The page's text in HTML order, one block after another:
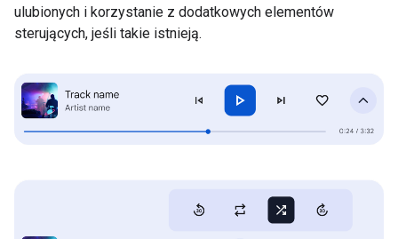
ulubionych i korzystanie z dodatkowych elementów
sterujących, jeśli takie istnieją.